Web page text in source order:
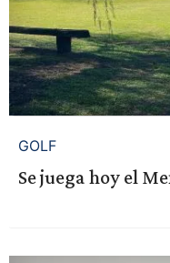
GOLF
Se juega hoy el